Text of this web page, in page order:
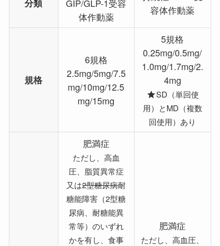
分類
GIP/GLP-1受容
体作動薬
容体作動薬
規格
6規格
2.5mg/5mg/7.5
mg/10mg/12.5
mg/15mg
5規格
0.25mg/0.5mg/
1.0mg/1.7mg/2.
4mg
SD（単回使
用）とMD（複数
回使用）あり
肥満症
ただし、高血
圧、脂質異常症
又は2型糖尿病耐
糖能障害（2型糖
尿病、耐糖能異
常等）のいずれ
かを有し、食事
肥満症
ただし、高血圧、